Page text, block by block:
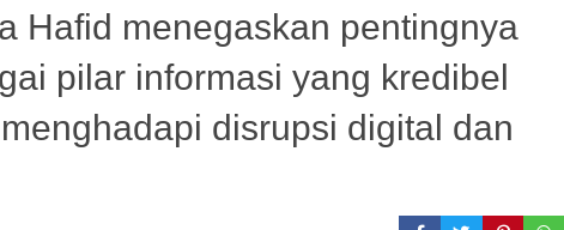
Hafid menegaskan pentingnya
pilar informasi yang kredibel
disrupsi digital dan